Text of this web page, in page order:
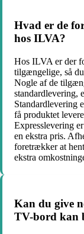
Hvad er de
hos ILVA?
Hos ILVA er der
tilgængelige, så
Nogle af de
standardlevering,
Standardlevering
få produktet
Expresslevering
en ekstra pris.
foretrækker at
ekstra
Kan du give
TV-bord kan